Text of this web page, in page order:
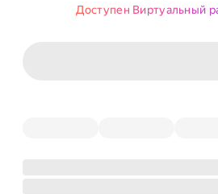
Доступен Виртуальный